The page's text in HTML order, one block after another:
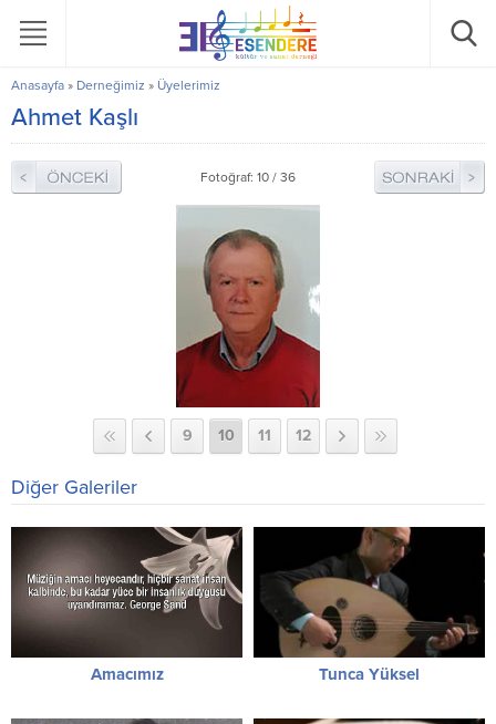
Anasayfa » Derneğimiz » Üyelerimiz
Ahmet Kaşlı
Fotoğraf: 10 / 36
9 10 11 12
Diğer Galeriler
Amacımız Tunca Yüksel